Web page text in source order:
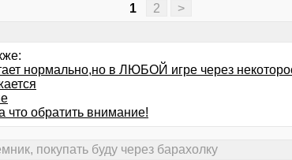
1 2 >
нормально,но в ЛЮБОЙ игре через
что обратить внимание!
покупать буду через барахолку